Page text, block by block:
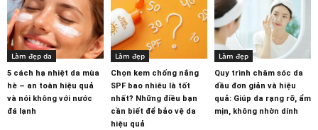
Làm đẹp da
5 cách hạ nhiệt da mùa
hè – an toàn hiệu quả
và nói không với nước
đá lạnh
Làm đẹp
Chọn kem chống nắng
SPF bao nhiêu là tốt
nhất? Những điều bạn
cần biết để bảo vệ da
hiệu quả
Làm đẹp
Quy trình chăm sóc da
dầu đơn giản và hiệu
quả: Giúp da rạng rỡ, ẩm
mịn, không nhờn dính